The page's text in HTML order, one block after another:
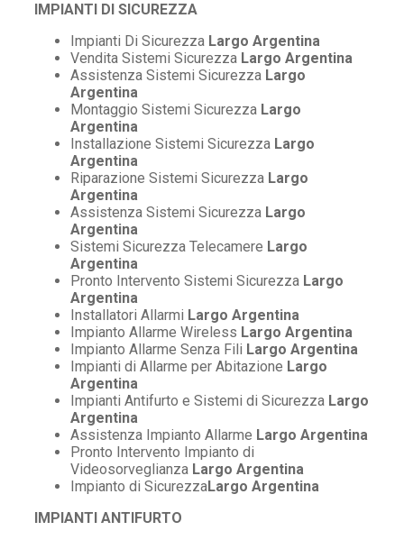
IMPIANTI DI SICUREZZA
Impianti Di Sicurezza Largo Argentina
Vendita Sistemi Sicurezza Largo Argentina
Assistenza Sistemi Sicurezza Largo
Argentina
Montaggio Sistemi Sicurezza Largo
Argentina
Installazione Sistemi Sicurezza Largo
Argentina
Riparazione Sistemi Sicurezza Largo
Argentina
Assistenza Sistemi Sicurezza Largo
Argentina
Sistemi Sicurezza Telecamere Largo
Argentina
Pronto Intervento Sistemi Sicurezza Largo
Argentina
Installatori Allarmi Largo Argentina
Impianto Allarme Wireless Largo Argentina
Impianto Allarme Senza Fili Largo Argentina
Impianti di Allarme per Abitazione Largo
Argentina
Impianti Antifurto e Sistemi di Sicurezza Largo
Argentina
Assistenza Impianto Allarme Largo Argentina
Pronto Intervento Impianto di
Videosorveglianza Largo Argentina
Impianto di SicurezzaLargo Argentina
IMPIANTI ANTIFURTO